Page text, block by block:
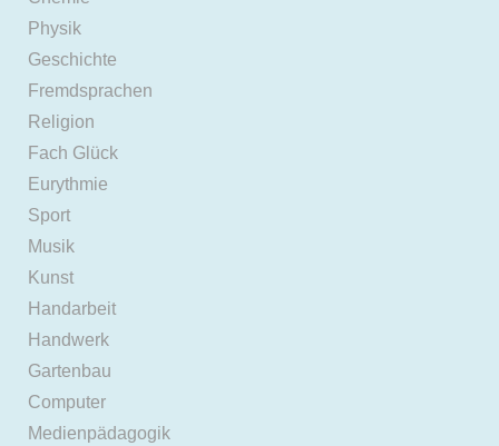
Physik
Geschichte
Fremdsprachen
Religion
Fach Glück
Eurythmie
Sport
Musik
Kunst
Handarbeit
Handwerk
Gartenbau
Computer
Medienpädagogik